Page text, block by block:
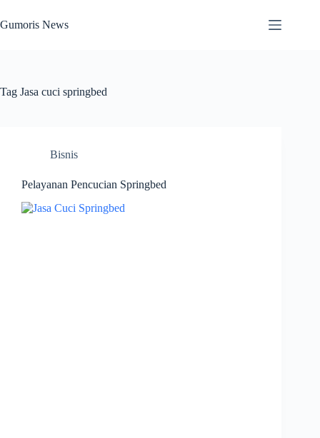
to
content
Gumoris News
Tag Jasa cuci springbed
Bisnis
Pelayanan Pencucian Springbed